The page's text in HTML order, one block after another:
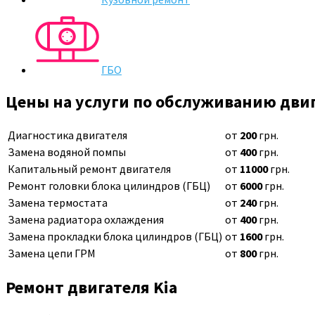
ГБО
Цены на услуги по обслуживанию
Диагностика двигателя от 200грн.
Замена водяной помпы
от 400грн.
Капитальный ремонт двигателя
от 11000грн.
Ремонт головки блока цилиндров (ГБЦ)
от 6000грн.
Замена термостата
от 240грн.
Замена радиатора охлаждения
от 400грн.
Замена прокладки блока цилиндров (ГБЦ) от 1600грн.
Замена цепи ГРМ
от 800грн.
Ремонт двигателя Kia